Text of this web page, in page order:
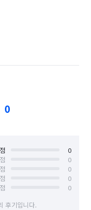
0
점
0
점
0
점
0
점
0
점
0
후기입니다.